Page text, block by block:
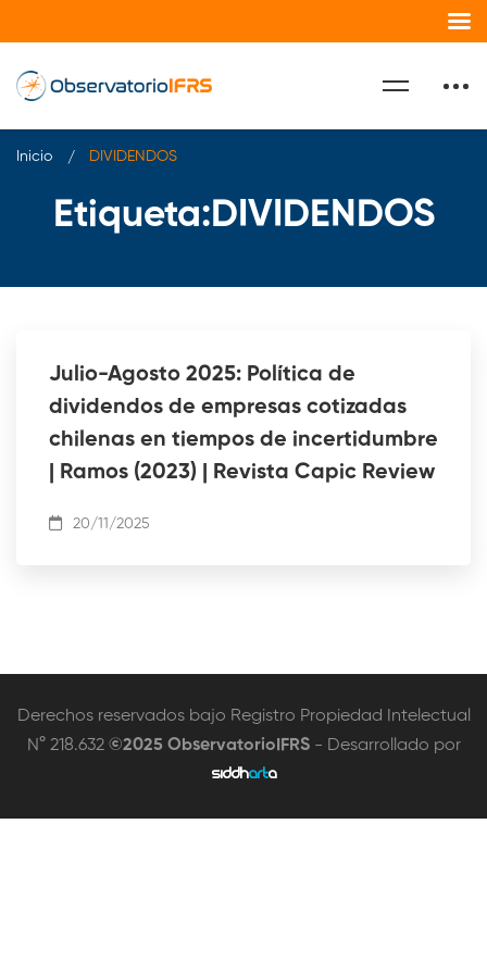
Etiqueta:DIVIDENDOS
Inicio DIVIDENDOS
Julio-Agosto 2025: Política de
dividendos de empresas cotizadas
chilenas en tiempos de incertidumbre
| Ramos (2023) | Revista Capic Review
20/11/2025
Derechos reservados bajo Registro Propiedad Intelectual
N° 218.632 ©2025 ObservatorioIFRS- Desarrollado por